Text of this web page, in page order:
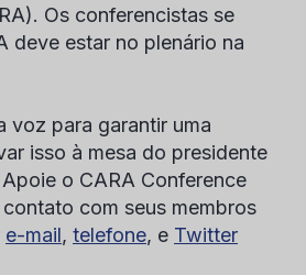
Os conferencistas se
deve estar no plenário na
voz para garantir uma
isso à mesa do presidente
o CARA Conference
com seus membros
e-mail, telefone, e Twitter